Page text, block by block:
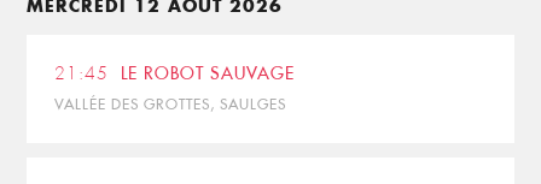
MERCREDI 12 AOÛT 2026
21:45 LE ROBOT SAUVAGE
VALLÉE DES GROTTES, SAULGES